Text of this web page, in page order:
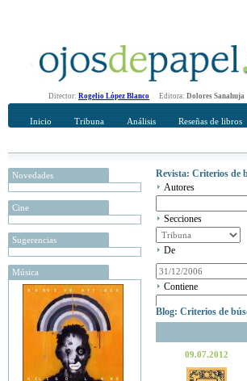
Director: Rogelio López Blanco Editora: Dolores Sanahuja
Inicio Tribuna Análisis Reseñas de libros
Novedades
Cine
Sugerencias
Música
Revista: Criterios de
Autores
Secciones
De
Contiene
Blog: Criterios de
09.07.2012